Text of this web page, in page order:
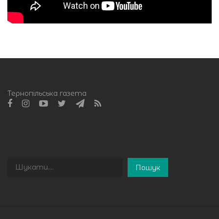
Тернопільська газета
Пошук
Пошук